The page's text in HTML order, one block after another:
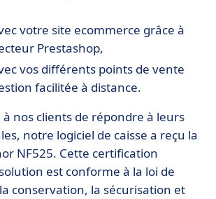
votre site ecommerce grâce à
Prestashop,
vos différents points de vente
facilitée à distance.
nos clients de répondre à leurs
notre logiciel de caisse a reçu la
NF525. Cette certification
est conforme à la loi de
conservation, la sécurisation et